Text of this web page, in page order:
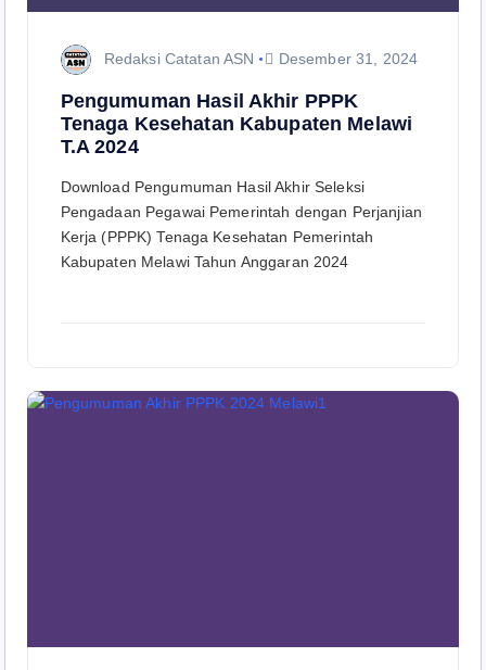
Redaksi Catatan ASN Desember 31, 2024
Pengumuman Hasil Akhir PPPK
Tenaga Kesehatan Kabupaten Melawi
T.A 2024
Download Pengumuman Hasil Akhir Seleksi
Pengadaan Pegawai Pemerintah dengan Perjanjian
Kerja (PPPK) Tenaga Kesehatan Pemerintah
Kabupaten Melawi Tahun Anggaran 2024